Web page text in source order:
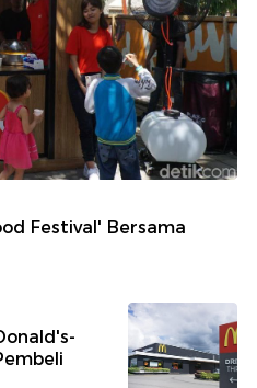
Festival' Bersama